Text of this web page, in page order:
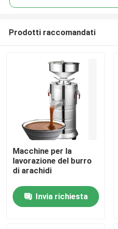
Casa
Prodotti
Prodotti raccomandati
Macchine per la
lavorazione del burro
di arachidi
Invia richiesta